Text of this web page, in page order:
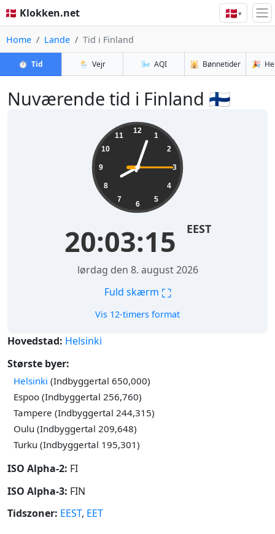
🇩🇰 Klokken.net 🇩🇰▾
Home Lande Tid i Finland
⏱️ Tid 🌦️ Vejr 🌬️ AQI 🕌 Bønnetider 🎉
Nuværende tid i Finland 🇫🇮
12
1
2
3
4
5
6
7
8
9
10
11
20:03:16 EEST
lørdag den 8. august 2026
Fuld skærm ⛶
Vis 12-timers format
Hovedstad: Helsinki
Største byer:
Helsinki (Indbyggertal 650,000)
Espoo (Indbyggertal 256,760)
Tampere (Indbyggertal 244,315)
Oulu (Indbyggertal 209,648)
Turku (Indbyggertal 195,301)
ISO Alpha-2: FI
ISO Alpha-3: FIN
Tidszoner: EEST, EET